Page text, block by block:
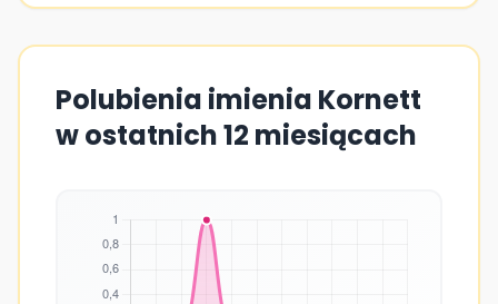
Polubienia imienia Kornett
w ostatnich 12 miesiącach